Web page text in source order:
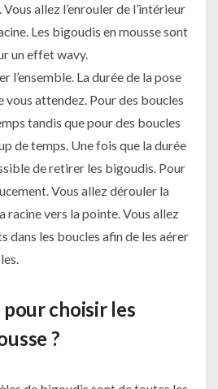
allez l’enrouler de l’intérieur
Les bigoudis en mousse sont
un effet wavy.
l’ensemble. La durée de la pose
vous attendez. Pour des boucles
tandis que pour des boucles
de temps. Une fois que la durée
de retirer les bigoudis. Pour
Vous allez dérouler la
racine vers la pointe. Vous allez
dans les boucles afin de les aérer
choisir les
?